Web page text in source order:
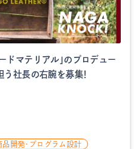
ドマテリアル」のプロデュー
社長の右腕を募集！
品開発・プログラム設計